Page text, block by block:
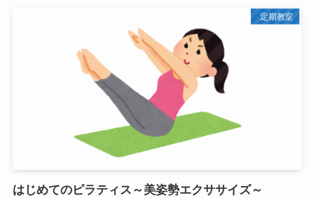
定期教室
はじめてのピラティス～美姿勢エクササイズ～